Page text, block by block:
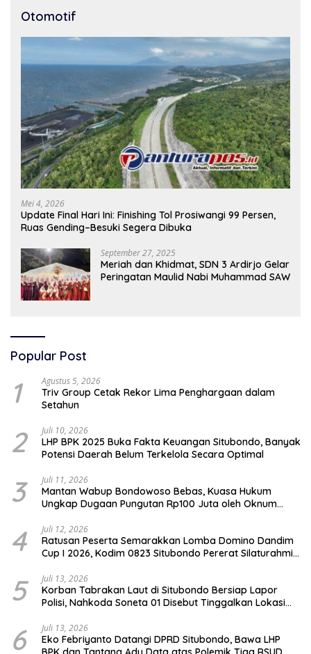
Otomotif
Mei 4, 2026
Update Final Hari Ini: Finishing Tol Prosiwangi 99 Persen,
Ruas Gending–Besuki Segera Dibuka
September 27, 2025
Meriah dan Khidmat, SDN 3 Ardirjo Gelar
Peringatan Maulid Nabi Muhammad SAW
Popular Post
1 Agustus 5, 2026
Triv Group Cetak Rekor Lima Penghargaan dalam
Setahun
2 Juli 10, 2026
LHP BPK 2025 Buka Fakta Keuangan Situbondo, Banyak
Potensi Daerah Belum Terkelola Secara Optimal
3 Juli 11, 2026
Mantan Wabup Bondowoso Bebas, Kuasa Hukum
Ungkap Dugaan Pungutan Rp100 Juta oleh Oknum
4 Juli 12, 2026
Ratusan Peserta Semarakkan Lomba Domino Dandim
Cup I 2026, Kodim 0823 Situbondo Pererat Silaturahmi
5 Juli 13, 2026
Korban Tabrakan Laut di Situbondo Bersiap Lapor
Polisi, Nahkoda Soneta 01 Disebut Tinggalkan Lokasi
6 Juli 13, 2026
Eko Febriyanto Datangi DPRD Situbondo, Bawa LHP